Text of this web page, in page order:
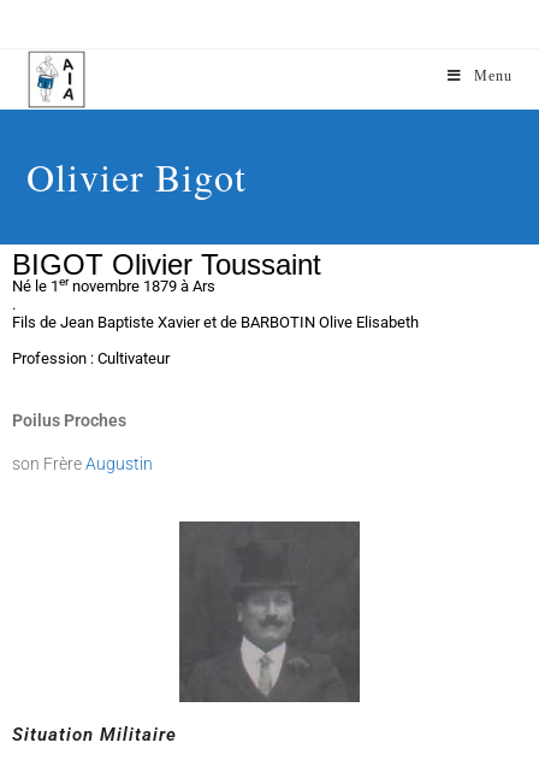
Menu
Olivier Bigot
BIGOT Olivier Toussaint
Né le 1ernovembre 1879 à Ars
.
Fils de Jean Baptiste Xavier et de BARBOTIN Olive Elisabeth
Profession : Cultivateur
Poilus Proches
son FrèreAugustin
Situation Militaire